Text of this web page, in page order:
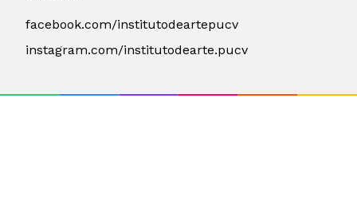
facebook.com/institutodeartepucv
instagram.com/institutodearte.pucv